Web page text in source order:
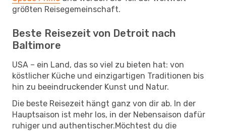
größten Reisegemeinschaft.
Beste Reisezeit von Detroit nach
Baltimore
USA – ein Land, das so viel zu bieten hat: von
köstlicher Küche und einzigartigen Traditionen bis
hin zu beeindruckender Kunst und Natur.
Die beste Reisezeit hängt ganz von dir ab. In der
Hauptsaison ist mehr los, in der Nebensaison dafür
ruhiger und authentischer.Möchtest du die